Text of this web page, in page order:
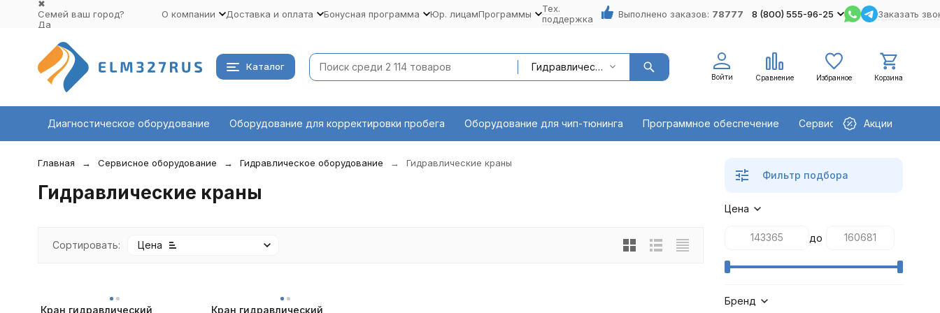
✖
Семей ваш город?
Да
О компании Доставка и оплата Бонусная программа Юр. лицамПрограммы
Тех.
поддержка
Выполнено заказов: 78777 8 (800) 555-96-25 Заказать
Каталог Гидравлические краны
Войти Сравнение Избранное Корзина
Диагностическое оборудование Оборудование для корректировки пробега Оборудование для чип-тюнинга Программное обеспечение Сервисное оборудование
Акции
Главная Сервисное оборудование Гидравлическое оборудование Гидравлические краны
Гидравлические краны
Сортировать: Цена
Кран гидравлический
Кран гидравлический
Фильтр подбора
Цена
до
Бренд